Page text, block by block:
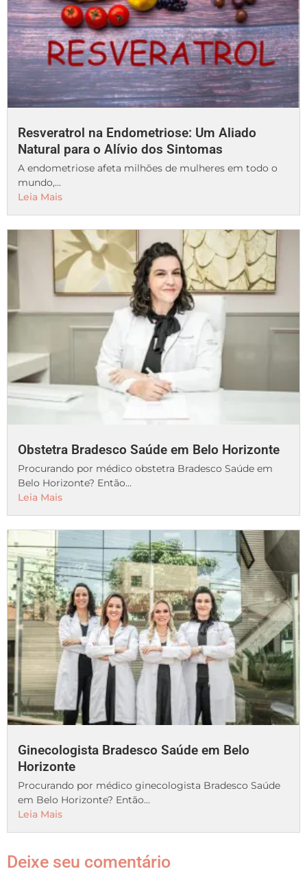
Resveratrol na Endometriose: Um Aliado
Natural para o Alívio dos Sintomas
A endometriose afeta milhões de mulheres em todo o
mundo,...
Leia Mais
Obstetra Bradesco Saúde em Belo Horizonte
Procurando por médico obstetra Bradesco Saúde em
Belo Horizonte? Então...
Leia Mais
Ginecologista Bradesco Saúde em Belo
Horizonte
Procurando por médico ginecologista Bradesco Saúde
em Belo Horizonte? Então...
Leia Mais
Deixe seu comentário